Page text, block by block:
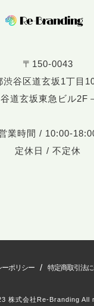
〒150-0043
渋谷区道玄坂1丁目
道玄坂東急ビル2F
業時間 / 10:00-
定休日 / 不定休
ーポリシー / 特定商取引法
株式会社Re-Branding All